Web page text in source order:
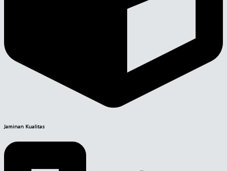
Jaminan Kualitas